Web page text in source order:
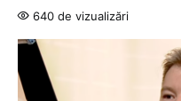
640 de vizualizări